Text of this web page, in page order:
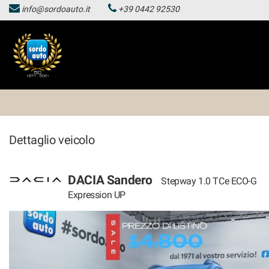
HOMEPAGE
LISTA VEICOLI
HOMEPAGE
info@sordoauto.it +39 0442 92530
Dettaglio veicolo
DACIA Sandero
Stepway 1.0 TCe ECO-G
Expression UP
Le
tue
preferenze
di
consenso
pannello
consente
le
di
consenso